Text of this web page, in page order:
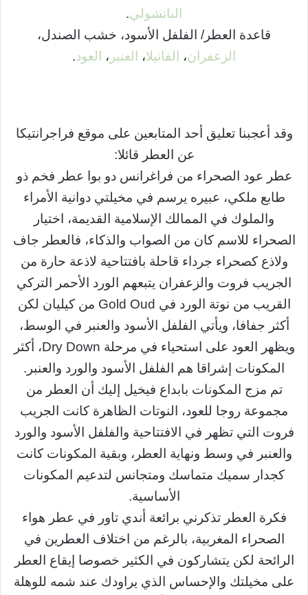
الباتشولي.
قاعدة العطر/ الفلفل الأسود، خشب الصندل،
الزعفران، الفانيلا، العنبر ، العود.
وقد أعجبنا تعليق أحد المتابعين على موقع فراجرانتيكا
عن العطر قائلا:
عطر عود الصحراء من فراغرانس دو بوا عطر فخم ذو
طابع ملكي، عبيره يرسم في مخيلتي دوانية الأمراء
والملوك في الممالك الإسلامية القديمة، اختيار
الصحراء للاسم كان من الصواب والذكاء، فالعطر جاف
ولاذع كصحراء جرداء قاحلة بافتتاحية لاذعة حارة من
الجريب فروت والزعفران يتبعهم الورد الأحمر التركي
القريب من نوتة الورد في Gold Oud من كيليان لكن
أكثر جفافا، ويأتي الفلفل الأسود والعنبر في الوسط،
ويظهر العود على استحياء في مرحلة Dry Down، أكثر
المكونات إشراقا هم الفلفل الأسود والورد والعنبر.
تم مزج المكونات بابداع فيخيل إليك أن العطر من
مجموعة روجا للعود، النوتات الظاهرة كانت الجريب
فروت التي تظهر في الافتتاحية والفلفل الأسود والورد
والعنبر في وسط ونهاية العطر، وبقية المكونات كانت
كجدار سميك متماسك ومتجانس لتدعيم المكونات
الأساسية.
فكرة العطر تذكرني برائعة أندي تاور في عطر هواء
الصحراء المغربية، بالرغم من اختلاف العطرين في
الرائحة لكن يتشاركون في الكثير خصوصا إيقاع العطر
على مخيلتك والإحساس الذي يراودك عند شمه للوهلة